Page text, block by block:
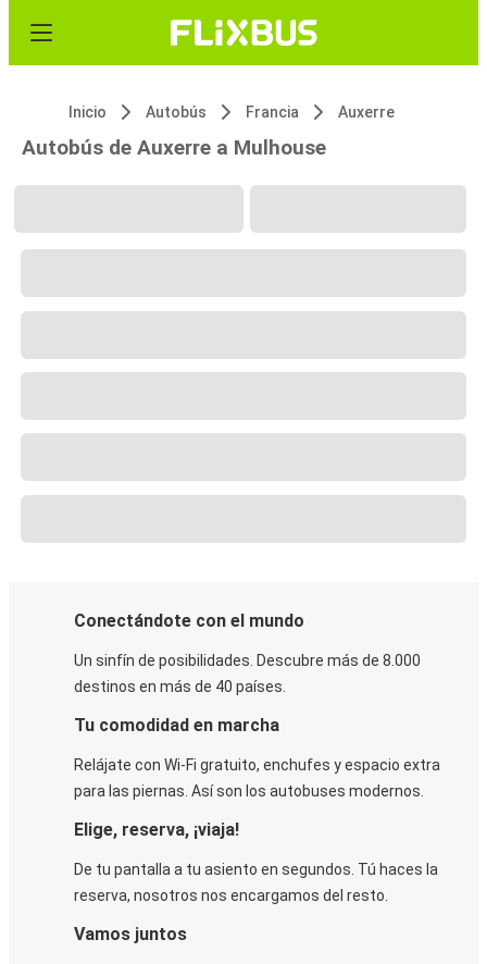
Inicio Autobús Francia Auxerre
Autobús de Auxerre a Mulhouse
Conectándote con el mundo
Un sinfín de posibilidades. Descubre más de 8.000
destinos en más de 40 países.
Tu comodidad en marcha
Relájate con Wi-Fi gratuito, enchufes y espacio extra
para las piernas. Así son los autobuses modernos.
Elige, reserva, ¡viaja!
De tu pantalla a tu asiento en segundos. Tú haces la
reserva, nosotros nos encargamos del resto.
Vamos juntos